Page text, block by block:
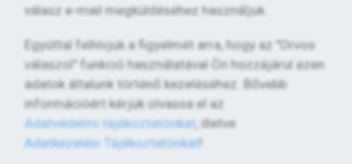
válasz e-mail megküldéséhez használjuk.
Egyúttal felhívjuk a figyelmét arra, hogy az "Orvos
válaszol" funkció használatával Ön hozzájárul ezen
adatok általunk történő kezeléséhez. Bővebb
információért kérjük olvassa el az
Adatvédelmi tájékoztatónkat, illetve
Adatkezelési Tájékoztatónkat!